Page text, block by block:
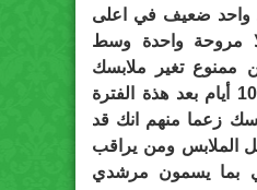
واحد ضعيف في اعلى
مروحة واحدة وسط
ممنوع تغير ملابسك
طوال الـ 9 أيام أو 10 أيام بعد هذة الفترة
زعما منهم انك قد
الملابس ومن يراقب
بما يسمون مرشدي